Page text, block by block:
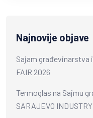
Najnovije objave
Sajam građevinarstva
FAIR 2026
Termoglas na Sajmu
SARAJEVO